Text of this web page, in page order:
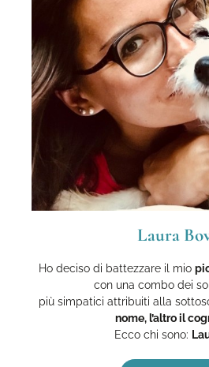
Laura
Ho deciso di battezzare il mio
con una combo dei
più simpatici attribuiti alla
nome, l’altro il
Ecco chi sono: